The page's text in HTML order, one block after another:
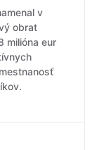
v
obrat
milióna eur